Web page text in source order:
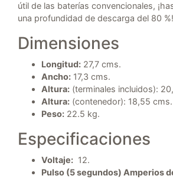
útil de las baterías convencionales,
una profundidad de descarga del 80
Dimensiones
Longitud: 27,7 cms.
Ancho: 17,3 cms.
Altura: (terminales incluidos):
Altura: (contenedor): 18,55 cms.
Peso: 22.5 kg.
Especificaciones
Voltaje: 12.
Pulso (5 segundos) Amperios